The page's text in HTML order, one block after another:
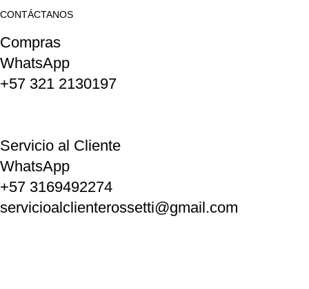
CONTÁCTANOS
Compras
WhatsApp
+57 321 2130197
Servicio al Cliente
WhatsApp
+57 3169492274
servicioalclienterossetti@gmail.com